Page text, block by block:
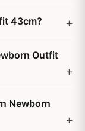
43cm?
Outfit
Newborn